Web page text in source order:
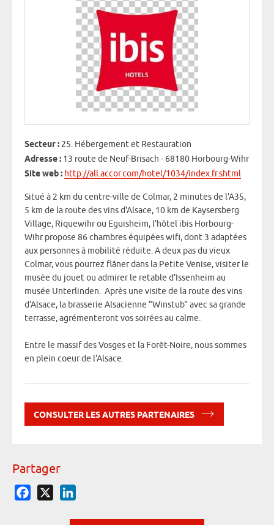
Secteur : 25. Hébergement et Restauration
Adresse : 13 route de Neuf-Brisach - 68180 Horbourg-Wihr
Site web : http://all.accor.com/hotel/1034/index.fr.shtml
Situé à 2 km du centre-ville de Colmar, 2 minutes de l'A35,
5 km de la route des vins d'Alsace, 10 km de Kaysersberg
Village, Riquewihr ou Eguisheim, l'hôtel ibis Horbourg-
Wihr propose 86 chambres équipées wifi, dont 3 adaptées
aux personnes à mobilité réduite. A deux pas du vieux
Colmar, vous pourrez flâner dans la Petite Venise, visiter le
musée du jouet ou admirer le retable d'Issenheim au
musée Unterlinden. Après une visite de la route des vins
d'Alsace, la brasserie Alsacienne "Winstub" avec sa grande
terrasse, agrémenteront vos soirées au calme.
Entre le massif des Vosges et la Forêt-Noire, nous sommes
en plein coeur de l'Alsace.
CONSULTER LES AUTRES PARTENAIRES
Partager
Facebook